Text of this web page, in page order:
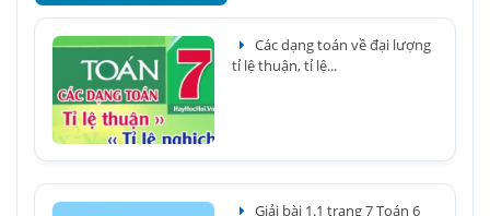
Các dạng toán về đại lượng
tỉ lệ thuận, tỉ lệ...
Giải bài 1.1 trang 7 Toán 6